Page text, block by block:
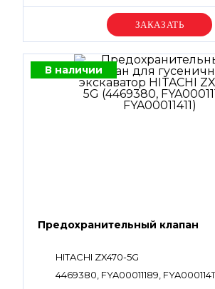
Уточняйте цену
В наличии
Предохранительный клапан
HITACHI ZX470-5G
4469380, FYA00011189,